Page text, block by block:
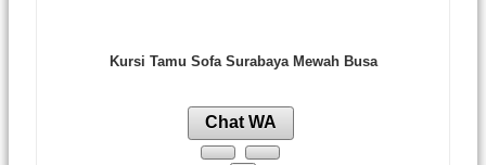
Kursi Tamu Sofa Surabaya Mewah Busa
Chat WA